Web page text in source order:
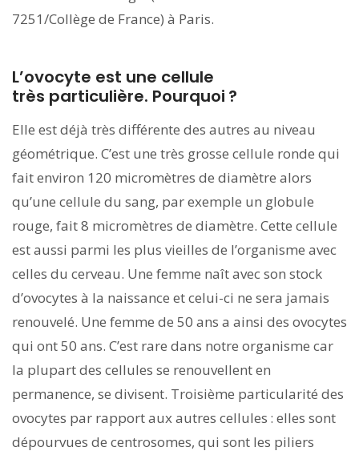
7251/Collège de France) à Paris.
L’ovocyte est une cellule
très particulière. Pourquoi ?
Elle est déjà très différente des autres au niveau
géométrique. C’est une très grosse cellule ronde qui
fait environ 120 micromètres de diamètre alors
qu’une cellule du sang, par exemple un globule
rouge, fait 8 micromètres de diamètre. Cette cellule
est aussi parmi les plus vieilles de l’organisme avec
celles du cerveau. Une femme naît avec son stock
d’ovocytes à la naissance et celui-ci ne sera jamais
renouvelé. Une femme de 50 ans a ainsi des ovocytes
qui ont 50 ans. C’est rare dans notre organisme car
la plupart des cellules se renouvellent en
permanence, se divisent. Troisième particularité des
ovocytes par rapport aux autres cellules : elles sont
dépourvues de centrosomes, qui sont les piliers